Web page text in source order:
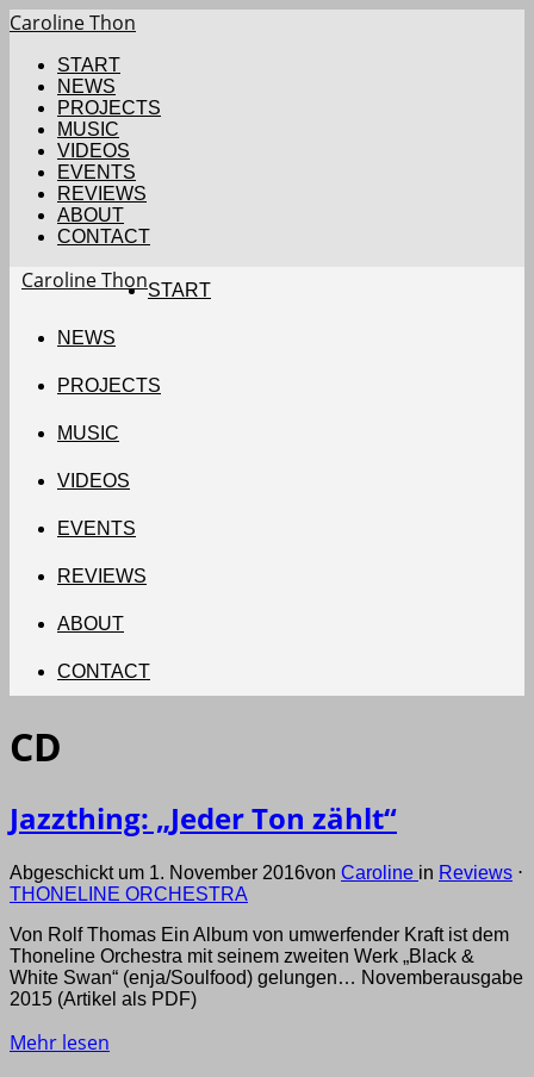
Caroline Thon
START
NEWS
PROJECTS
MUSIC
VIDEOS
EVENTS
REVIEWS
ABOUT
CONTACT
Caroline ThonSTART
NEWS
PROJECTS
MUSIC
VIDEOS
EVENTS
REVIEWS
ABOUT
CONTACT
CD
Jazzthing: „Jeder Ton zählt“
Abgeschickt um 1. November 2016von Caroline in Reviews ⋅
THONELINE ORCHESTRA
Von Rolf Thomas Ein Album von umwerfender Kraft ist dem
Thoneline Orchestra mit seinem zweiten Werk „Black &
White Swan“ (enja/Soulfood) gelungen… Novemberausgabe
2015 (Artikel als PDF)
Mehr lesen